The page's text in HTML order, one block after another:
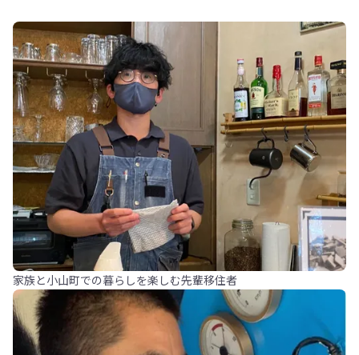
家族と小山町での暮らしを楽しむ先輩移住者